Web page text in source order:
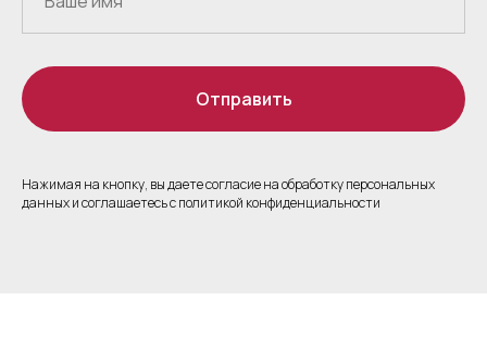
Отправить
Нажимая на кнопку, вы даете согласие на обработку персональных
данных и соглашаетесь c политикой конфиденциальности